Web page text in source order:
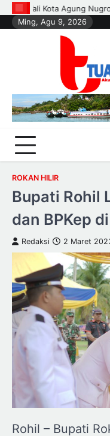
Skip
to
RT, RW, dan Pengurus
Ming, Agu 9, 2026
ROKAN HILIR
Bupati Rohil
dan BPKep
Redaksi 2 Maret
Rohil – Bupati